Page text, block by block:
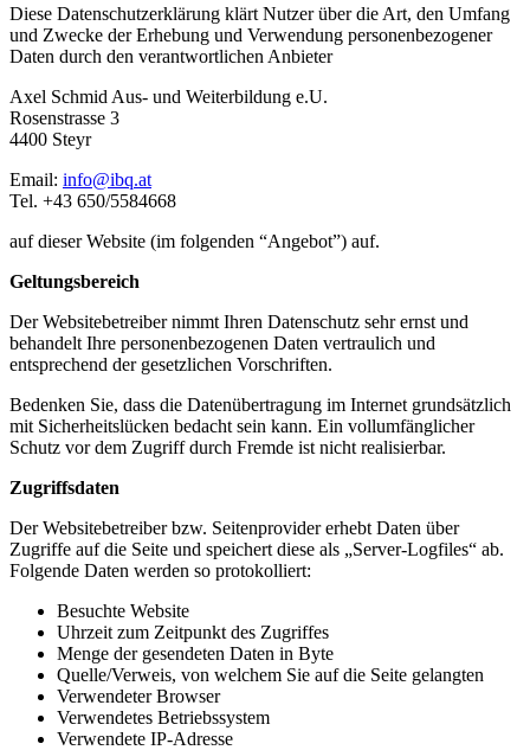
Diese Datenschutzerklärung klärt Nutzer über die Art, den Umfang
und Zwecke der Erhebung und Verwendung personenbezogener
Daten durch den verantwortlichen Anbieter
Axel Schmid Aus- und Weiterbildung e.U.
Rosenstrasse 3
4400 Steyr
Email: info@ibq.at
Tel. +43 650/5584668
auf dieser Website (im folgenden “Angebot”) auf.
Geltungsbereich
Der Websitebetreiber nimmt Ihren Datenschutz sehr ernst und
behandelt Ihre personenbezogenen Daten vertraulich und
entsprechend der gesetzlichen Vorschriften.
Bedenken Sie, dass die Datenübertragung im Internet grundsätzlich
mit Sicherheitslücken bedacht sein kann. Ein vollumfänglicher
Schutz vor dem Zugriff durch Fremde ist nicht realisierbar.
Zugriffsdaten
Der Websitebetreiber bzw. Seitenprovider erhebt Daten über
Zugriffe auf die Seite und speichert diese als „Server-Logfiles“ ab.
Folgende Daten werden so protokolliert:
Besuchte Website
Uhrzeit zum Zeitpunkt des Zugriffes
Menge der gesendeten Daten in Byte
Quelle/Verweis, von welchem Sie auf die Seite gelangten
Verwendeter Browser
Verwendetes Betriebssystem
Verwendete IP-Adresse